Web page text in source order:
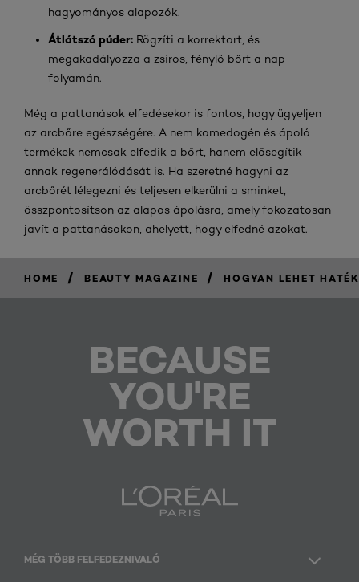
hagyományos alapozók.
Átlátszó púder: Rögzíti a korrektort, és
megakadályozza a zsíros, fénylő bőrt a nap
folyamán.
Még a pattanások elfedésekor is fontos, hogy ügyeljen
az arcbőre egészségére. A nem komedogén és ápoló
termékek nemcsak elfedik a bőrt, hanem elősegítik
annak regenerálódását is. Ha szeretné hagyni az
arcbőrét lélegezni és teljesen elkerülni a sminket,
összpontosítson az alapos ápolásra, amely fokozatosan
javít a pattanásokon, ahelyett, hogy elfedné azokat.
HOME / BEAUTY MAGAZINE / HOGYAN LEHET
BECAUSE
YOU'RE
WORTH IT
MÉG TÖBB FELFEDEZNIVALÓ